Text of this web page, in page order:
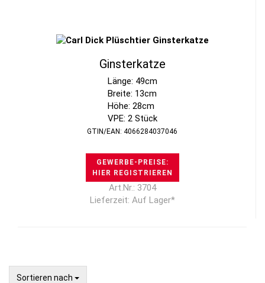
Ginsterkatze
Länge: 49cm
Breite: 13cm
Höhe: 28cm
VPE: 2 Stück
GTIN/EAN: 4066284037046
GEWERBE-PREISE:
HIER REGISTRIEREN
Art.Nr.: 3704
Lieferzeit: Auf Lager*
Sortieren nach
Sortieren nach